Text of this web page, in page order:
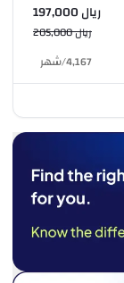
ريال 197,000
ريال 205,000
4,167
/شهر